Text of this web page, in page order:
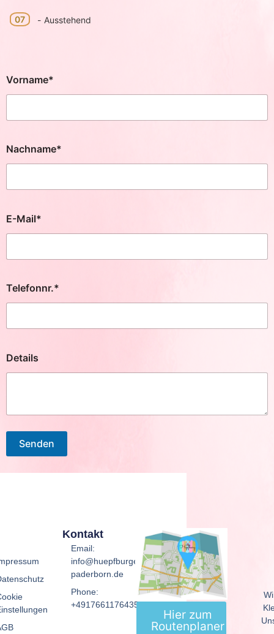
07 - Ausstehend
Vorname*
Nachname*
E-Mail*
Telefonnr.*
Details
Kontakt
Email:
info@huepfburgen-
paderborn.de
Phone:
+4917661176435
Hier zum
Routenplaner